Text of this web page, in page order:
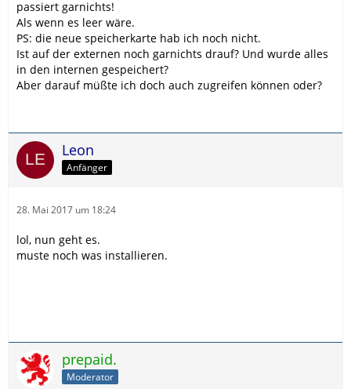
passiert garnichts!
Als wenn es leer wäre.
PS: die neue speicherkarte hab ich noch nicht.
Ist auf der externen noch garnichts drauf? Und wurde alles
in den internen gespeichert?
Aber darauf müßte ich doch auch zugreifen können oder?
Leon
Anfänger
28. Mai 2017 um 18:24
lol, nun geht es.
muste noch was installieren.
prepaid.
Moderator